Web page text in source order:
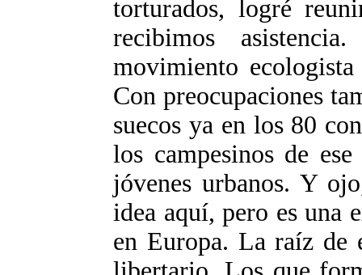
torturados, logré
recibimos
movimiento
Con preocupaciones
suecos ya en los 80
los campesinos de
jóvenes urbanos. Y
idea aquí, pero es una
en Europa. La raíz de